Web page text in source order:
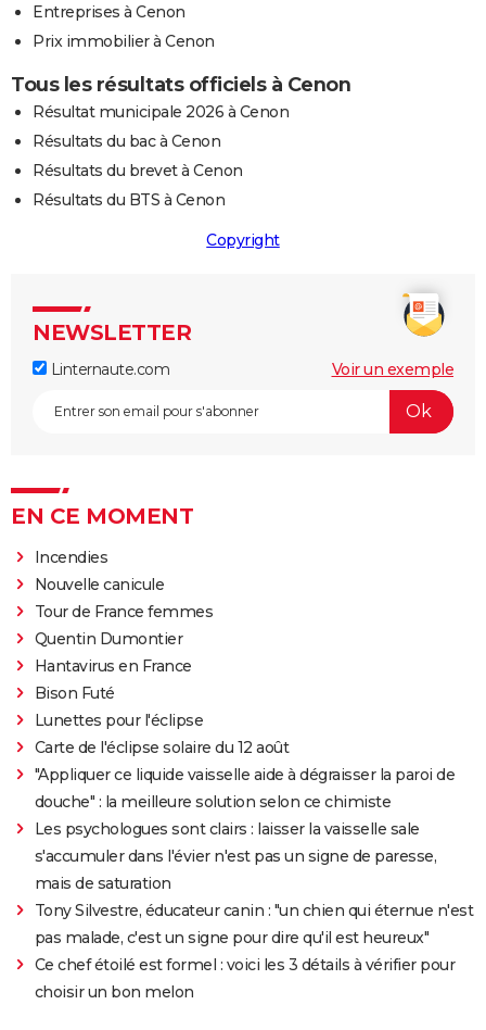
Entreprises à Cenon
Prix immobilier à Cenon
Tous les résultats officiels à Cenon
Résultat municipale 2026 à Cenon
Résultats du bac à Cenon
Résultats du brevet à Cenon
Résultats du BTS à Cenon
Copyright
NEWSLETTER
Linternaute.com Voir un exemple
EN CE MOMENT
Incendies
Nouvelle canicule
Tour de France femmes
Quentin Dumontier
Hantavirus en France
Bison Futé
Lunettes pour l'éclipse
Carte de l'éclipse solaire du 12 août
"Appliquer ce liquide vaisselle aide à dégraisser la paroi de
douche" : la meilleure solution selon ce chimiste
Les psychologues sont clairs : laisser la vaisselle sale
s'accumuler dans l'évier n'est pas un signe de paresse,
mais de saturation
Tony Silvestre, éducateur canin : "un chien qui éternue n'est
pas malade, c'est un signe pour dire qu'il est heureux"
Ce chef étoilé est formel : voici les 3 détails à vérifier pour
choisir un bon melon